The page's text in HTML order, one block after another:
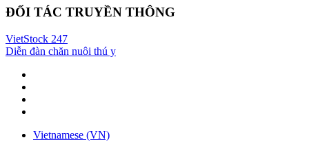
ĐỐI TÁC TRUYỀN THÔNG
VietStock 247
Diễn đàn chăn nuôi thú y
Vietnamese (VN)